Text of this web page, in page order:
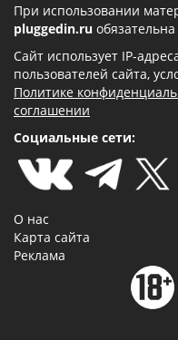
При использовании
pluggedin.ru обязательна
Сайт использует IP-
пользователей сайта,
Политике
соглашении
Социальные сети:
О нас
Карта сайта
Реклама